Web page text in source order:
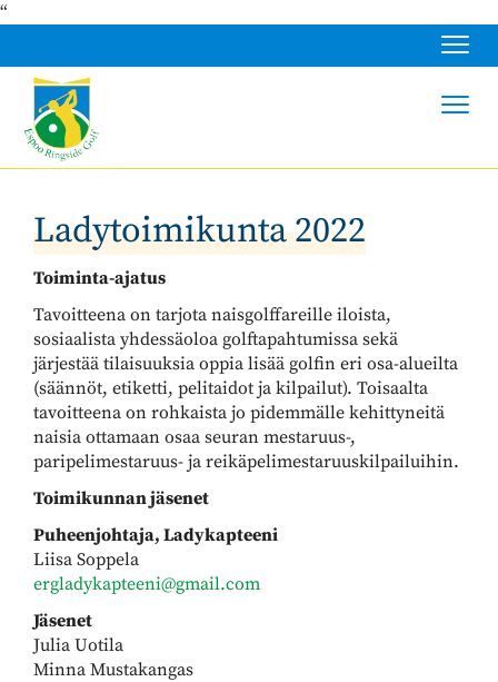
“
Ladytoimikunta 2022
Toiminta-ajatus
Tavoitteena on tarjota naisgolffareille iloista,
sosiaalista yhdessäoloa golftapahtumissa sekä
järjestää tilaisuuksia oppia lisää golfin eri osa-alueilta
(säännöt, etiketti, pelitaidot ja kilpailut). Toisaalta
tavoitteena on rohkaista jo pidemmälle kehittyneitä
naisia ottamaan osaa seuran mestaruus-,
paripelimestaruus- ja reikäpelimestaruuskilpailuihin.
Toimikunnan jäsenet
Puheenjohtaja, Ladykapteeni
Liisa Soppela
ergladykapteeni@gmail.com
Jäsenet
Julia Uotila
Minna Mustakangas